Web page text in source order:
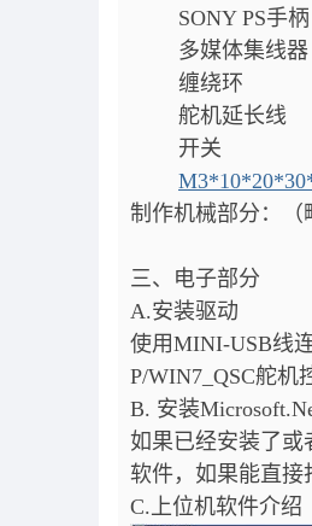
SONY PS手柄
多媒体集线器
缠绕环
舵机延长线
开关
制作机械部分：（
三、电子部分
A.安装驱动
使用MINI-USB线
P/WIN7_QSC舵机
B. 安装
如果已经安装了或
软件，如果能直接
C.上位机软件介绍